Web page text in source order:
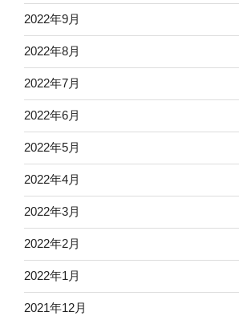
2022年9月
2022年8月
2022年7月
2022年6月
2022年5月
2022年4月
2022年3月
2022年2月
2022年1月
2021年12月